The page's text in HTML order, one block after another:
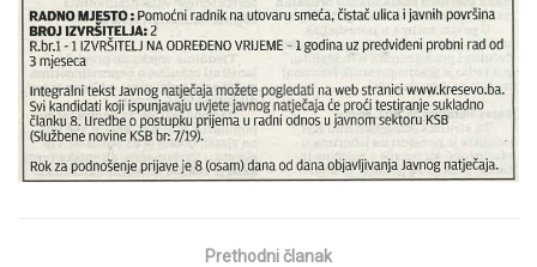
Prethodni članak